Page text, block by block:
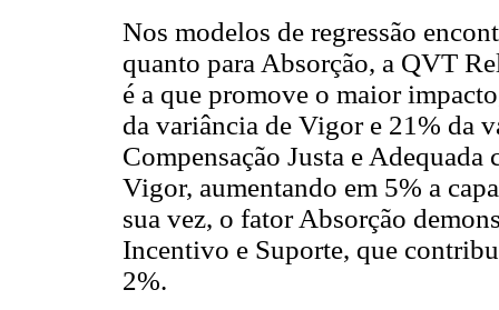
Nos modelos de regressão
quanto para Absorção, a QVT
é a que promove o maior
da variância de Vigor e 21% da
Compensação Justa e
Vigor, aumentando em 5% a
sua vez, o fator Absorção
Incentivo e Suporte, que
2%.